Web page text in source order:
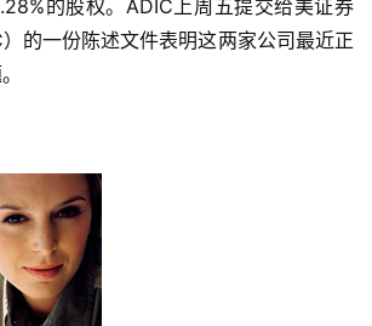
的股权。ADIC上周五提交给美证券
的一份陈述文件表明这两家公司最近正